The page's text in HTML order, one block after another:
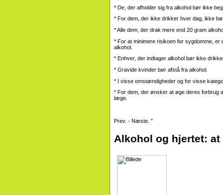
* De, der afholder sig fra alkohol bør ikke
* For dem, der ikke drikker hver dag, ikke
* Alle dem, der drak mere end 20 gram
* For at minimere risikoen for sygdomme, er
alkohol.
* Enhver, der indtager alkohol bør ikke
* Gravide kvinder bør afstå fra alkohol.
* I visse omstændigheder og for visse
* For dem, der ønsker at øge deres forbrug
læge.
Prev. - Næste. "
Alkohol og hjertet: